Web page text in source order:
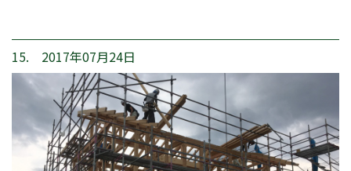
15. 2017年07月24日